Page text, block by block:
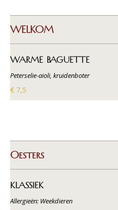
WELKOM
WARME BAGUETTE
Peterselie-aioli, kruidenboter
€ 7,5
Oesters
KLASSIEK
Allergieën: Weekdieren